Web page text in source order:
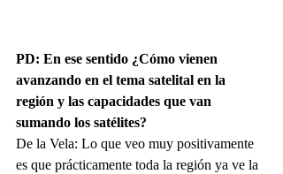
PD: En ese sentido ¿Cómo vienen
avanzando en el tema satelital en la
región y las capacidades que van
sumando los satélites?
De la Vela: Lo que veo muy positivamente
es que prácticamente toda la región ya ve la